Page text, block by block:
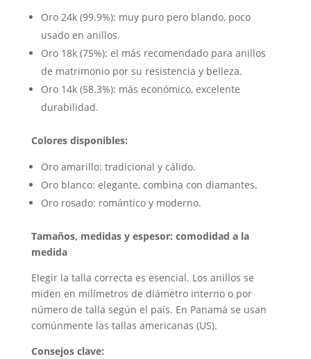
Oro 24k (99.9%): muy puro pero blando, poco
usado en anillos.
Oro 18k (75%): el más recomendado para anillos
de matrimonio por su resistencia y belleza.
Oro 14k (58.3%): más económico, excelente
durabilidad.
Colores disponibles:
Oro amarillo: tradicional y cálido.
Oro blanco: elegante, combina con diamantes.
Oro rosado: romántico y moderno.
Tamaños, medidas y espesor: comodidad a la
medida
Elegir la talla correcta es esencial. Los anillos se
miden en milímetros de diámetro interno o por
número de talla según el país. En Panamá se usan
comúnmente las tallas americanas (US).
Consejos clave: